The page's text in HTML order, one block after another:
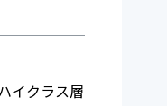
イクラス層